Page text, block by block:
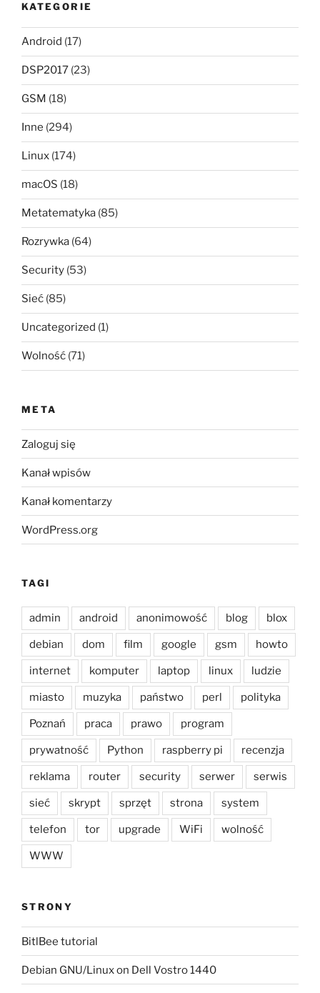
KATEGORIE
Android (17)
DSP2017 (23)
GSM (18)
Inne (294)
Linux (174)
macOS (18)
Metatematyka (85)
Rozrywka (64)
Security (53)
Sieć (85)
Uncategorized (1)
Wolność (71)
META
Zaloguj się
Kanał wpisów
Kanał komentarzy
WordPress.org
TAGI
admin android anonimowość blog blox
debian dom film google gsm howto
internet komputer laptop linux ludzie
miasto muzyka państwo perl polityka
Poznań praca prawo program
prywatność Python raspberry pi recenzja
reklama router security serwer serwis
sieć skrypt sprzęt strona system
telefon tor upgrade WiFi wolność
WWW
STRONY
BitlBee tutorial
Debian GNU/Linux on Dell Vostro 1440